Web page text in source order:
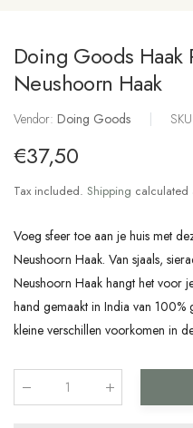
Doing Goods Haak
Neushoorn Haak
Vendor: Doing Goods
€37,50
Tax included. Shipping calculated
Voeg sfeer toe aan je huis met
Neushoorn Haak. Van sjaals,
Neushoorn Haak hangt het voor
hand gemaakt in India van
kleine verschillen voorkomen in